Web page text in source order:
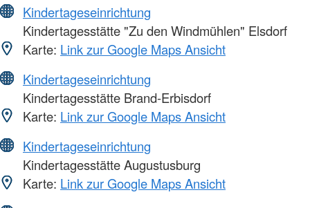
Kindertageseinrichtung
Kindertagesstätte "Zu den Windmühlen" Elsdorf
Karte: Link zur Google Maps Ansicht
Kindertageseinrichtung
Kindertagesstätte Brand-Erbisdorf
Karte: Link zur Google Maps Ansicht
Kindertageseinrichtung
Kindertagesstätte Augustusburg
Karte: Link zur Google Maps Ansicht